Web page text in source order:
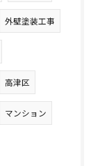
外壁塗装工事
高津区
マンション